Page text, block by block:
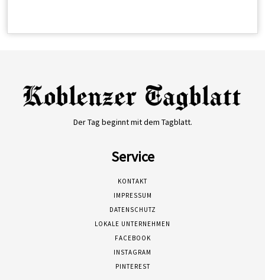
Der Tag beginnt mit dem Tagblatt.
Service
KONTAKT
IMPRESSUM
DATENSCHUTZ
LOKALE UNTERNEHMEN
FACEBOOK
INSTAGRAM
PINTEREST